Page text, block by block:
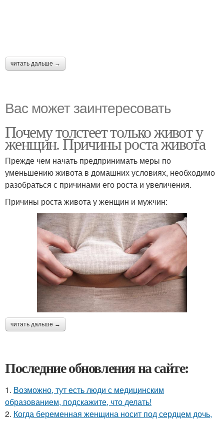
читать дальше →
Вас может заинтересовать
Почему толстеет только живот у
женщин. Причины роста живота
Прежде чем начать предпринимать меры по
уменьшению живота в домашних условиях, необходимо
разобраться с причинами его роста и увеличения.
Причины роста живота у женщин и мужчин:
читать дальше →
Последние обновления на сайте:
1. Возможно, тут есть люди с медицинским
образованием, подскажите, что делать!
2. Когда беременная женщина носит под сердцем дочь,